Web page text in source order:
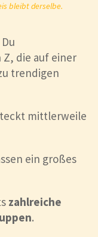
bleibt derselbe.
die auf einer
trendigen
mittlerweile
ein großes
zahlreiche
.